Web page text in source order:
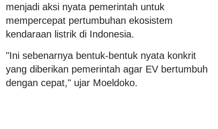
menjadi aksi nyata pemerintah untuk
mempercepat pertumbuhan ekosistem
kendaraan listrik di Indonesia.
"Ini sebenarnya bentuk-bentuk nyata konkrit
yang diberikan pemerintah agar EV bertumbuh
dengan cepat," ujar Moeldoko.